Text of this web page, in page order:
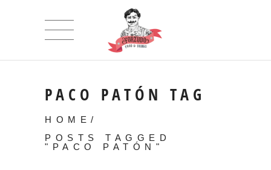
PACO PATÓN TAG
HOME /
POSTS TAGGED
"PACO PATÓN"